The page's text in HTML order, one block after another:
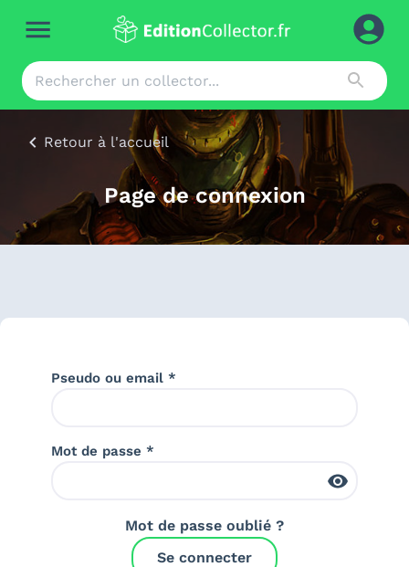
Retour à l'accueil
Page de connexion
Pseudo ou email *
Mot de passe *
Mot de passe oublié ?
Se connecter